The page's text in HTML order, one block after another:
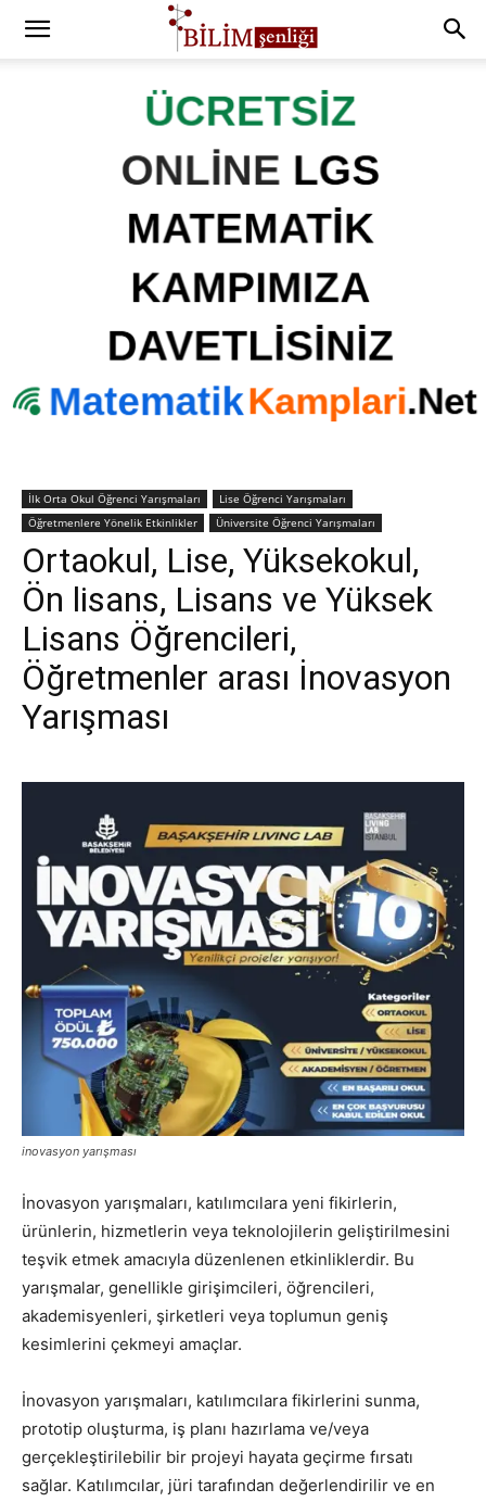
İlk Orta Okul Öğrenci Yarışmaları
Lise Öğrenci Yarışmaları
Öğretmenlere Yönelik Etkinlikler
Üniversite Öğrenci Yarışmaları
Ortaokul, Lise, Yüksekokul,
Ön lisans, Lisans ve Yüksek
Lisans Öğrencileri,
Öğretmenler arası İnovasyon
Yarışması
inovasyon yarışması
İnovasyon yarışmaları, katılımcılara yeni fikirlerin,
ürünlerin, hizmetlerin veya teknolojilerin geliştirilmesini
teşvik etmek amacıyla düzenlenen etkinliklerdir. Bu
yarışmalar, genellikle girişimcileri, öğrencileri,
akademisyenleri, şirketleri veya toplumun geniş
kesimlerini çekmeyi amaçlar.
İnovasyon yarışmaları, katılımcılara fikirlerini sunma,
prototip oluşturma, iş planı hazırlama ve/veya
gerçekleştirilebilir bir projeyi hayata geçirme fırsatı
sağlar. Katılımcılar, jüri tarafından değerlendirilir ve en